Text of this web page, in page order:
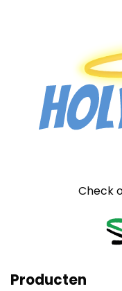
Check
Producten